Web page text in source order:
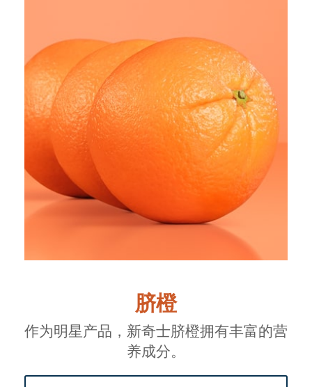
脐橙
作为明星产品，新奇士脐橙拥有丰富的营
养成分。